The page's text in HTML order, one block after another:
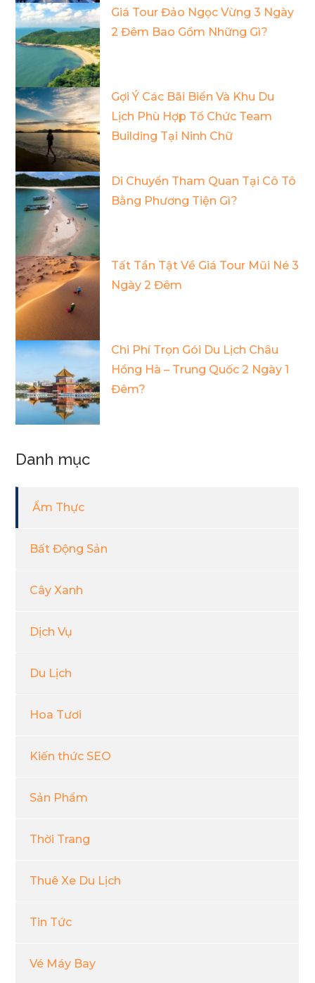
Giá Tour Đảo Ngọc Vừng 3 Ngày
2 Đêm Bao Gồm Những Gì?
Gợi Ý Các Bãi Biển Và Khu Du
Lịch Phù Hợp Tổ Chức Team
Building Tại Ninh Chữ
Di Chuyển Tham Quan Tại Cô Tô
Bằng Phương Tiện Gì?
Tất Tần Tật Về Giá Tour Mũi Né 3
Ngày 2 Đêm
Chi Phí Trọn Gói Du Lịch Châu
Hồng Hà – Trung Quốc 2 Ngày 1
Đêm?
Danh mục
Ẩm Thực
Bất Động Sản
Cây Xanh
Dịch Vụ
Du Lịch
Hoa Tươi
Kiến thức SEO
Sản Phẩm
Thời Trang
Thuê Xe Du Lịch
Tin Tức
Vé Máy Bay